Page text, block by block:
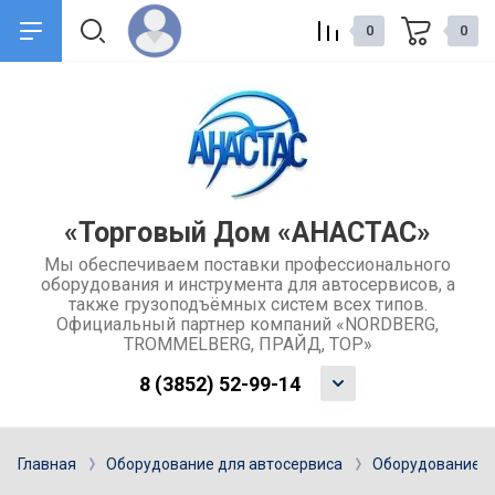
Контакты
Отзывы
Учредительные документы
Сервис и поддержка
Обмен и возврат товара
Каталоги
Ремонт и услуги
Гарантия
«Торговый Дом «АНАСТАС»
Мы обеспечиваем поставки профессионального
оборудования и инструмента для автосервисов, а
также грузоподъёмных систем всех типов.
Официальный партнер компаний «NORDBERG,
TROMMELBERG, ПРАЙД, ТОР»
8 (3852) 52-99-14
0 0
Главная Оборудование для автосервиса Оборудование